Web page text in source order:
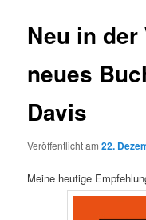
Neu in
neues
Davis
Veröffentlicht am22.
Meine heutige